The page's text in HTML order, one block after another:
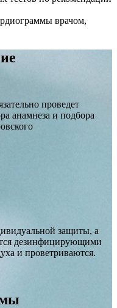
врачом,
проведет
анамнеза и подбора
защиты, а
дезинфицирующими
и проветриваются.